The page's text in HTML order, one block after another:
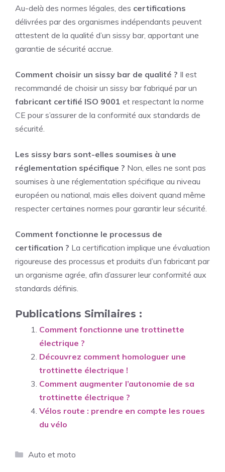
Au-delà des normes légales, des certifications
délivrées par des organismes indépendants peuvent
attestent de la qualité d’un sissy bar, apportant une
garantie de sécurité accrue.
Comment choisir un sissy bar de qualité ? Il est
recommandé de choisir un sissy bar fabriqué par un
fabricant certifié ISO 9001 et respectant la norme
CE pour s’assurer de la conformité aux standards de
sécurité.
Les sissy bars sont-elles soumises à une
réglementation spécifique ? Non, elles ne sont pas
soumises à une réglementation spécifique au niveau
européen ou national, mais elles doivent quand même
respecter certaines normes pour garantir leur sécurité.
Comment fonctionne le processus de
certification ? La certification implique une évaluation
rigoureuse des processus et produits d’un fabricant par
un organisme agrée, afin d’assurer leur conformité aux
standards définis.
Publications Similaires :
Comment fonctionne une trottinette
électrique ?
Découvrez comment homologuer une
trottinette électrique !
Comment augmenter l’autonomie de sa
trottinette électrique ?
Vélos route : prendre en compte les roues
du vélo
Catégories
Auto et moto